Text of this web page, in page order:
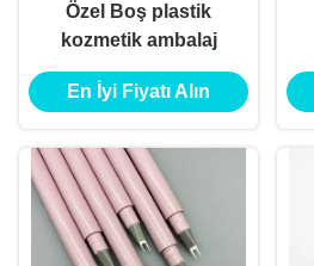
Özel Boş plastik
kozmetik ambalaj
En İyi Fiyatı Alın